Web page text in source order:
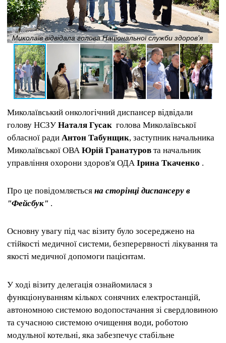
Миколаїв відвідала голова Національної служби здоров'я
Миколаївський онкологічний диспансер відвідали
голову НСЗУ Наталя Гусак голова Миколаївської
обласної ради Антон Табунщик, заступник начальника
Миколаївської ОВА Юрій Гранатуров та начальник
управління охорони здоров'я ОДА Ірина Ткаченко .
Про це повідомляється на сторінці диспансеру в
"Фейсбук" .
Основну увагу під час візиту було зосереджено на
стійкості медичної системи, безперервності лікування та
якості медичної допомоги пацієнтам.
У ході візиту делегація ознайомилася з
функціонуванням кількох сонячних електростанцій,
автономною системою водопостачання зі свердловиною
та сучасною системою очищення води, роботою
модульної котельні, яка забезпечує стабільне